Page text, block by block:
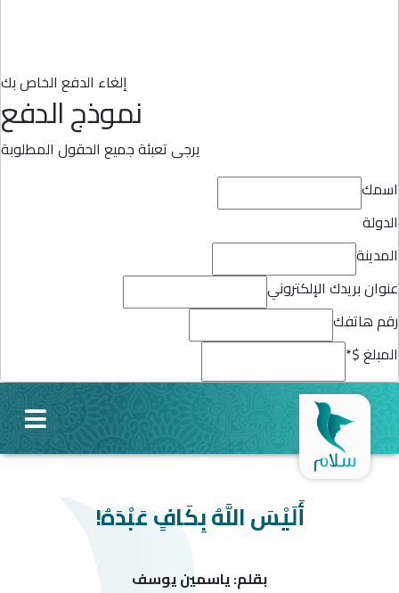
إلغاء الدفع الخاص بك
نموذج الدفع
يرجى تعبئة جميع الحقول المطلوبة
اسمك
الدولة
المدينة
عنوان بريدك الإلكتروني
رقم هاتفك
المبلغ $*
أَلَيْسَ اللَّهُ بِكَافٍ عَبْدَهُ!
بقلم: ياسمين يوسف